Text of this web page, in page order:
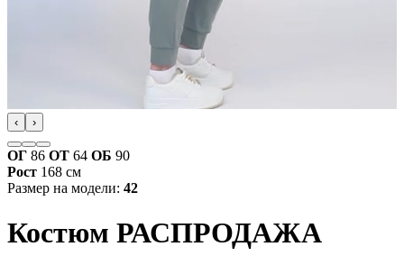
‹ ›
ОГ 86 ОТ 64 ОБ 90
Рост 168 см
Размер на модели: 42
Костюм РАСПРОДАЖА